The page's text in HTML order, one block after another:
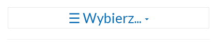
Przełącz
☰ Wybierz...